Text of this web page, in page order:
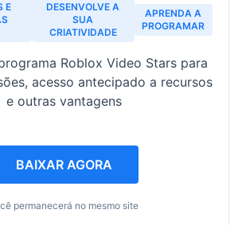
E
DESENVOLVE A
SUA
CRIATIVIDADE
APRENDA A
PROGRAMAR
Roblox Video Stars para
acesso antecipado a recursos
e outras vantagens
BAIXAR AGORA
permanecerá no mesmo site